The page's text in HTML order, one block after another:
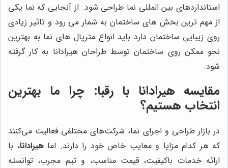
استانداردهای بین المللی نما طراحی شود. از آنجایی که نما یکی
از مهم ترین بخش های ساختمان به شمار می رود و تاثیر زیادی
روی زیبایی ساختمان دارد باید انواع متریال های نما به بهترین
نحو ممکن روی ساختمان توسط طراحان هیرادانا به کار گرفته
شود.
مقایسه هیرادانا با رقبا: چرا ما بهترین
انتخاب هستیم؟
در بازار طراحی و اجرای نما، شرکت‌های مختلفی فعالیت می‌کنند
که هر کدام مزایا و معایب خاص خود را دارند. اماهیرادانا، با
ارائه خدمات باکیفیت، قیمت مناسب، و تیم مجرب، توانسته